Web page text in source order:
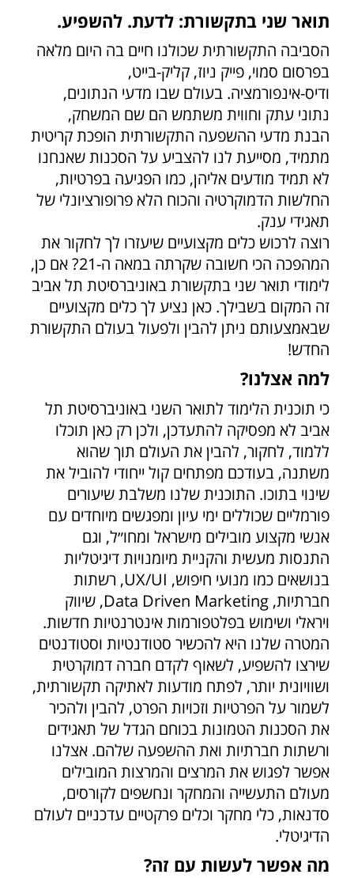
תואר שני בתקשורת: לדעת. להשפיע.
הסביבה התקשורתית שכולנו חיים בה היום מלאה
בפרסום סמוי, פייק ניוז, קליק-בייט,
ודיס-אינפורמציה. בעולם שבו מדעי הנתונים,
נתוני עתק וחווית משתמש הם שם המשחק,
הבנת מדעי ההשפעה התקשורתית הופכת קריטית
מתמיד, מסייעת לנו להצביע על הסכנות שאנחנו
לא תמיד מודעים אליהן, כמו הפגיעה בפרטיות,
החלשות הדמוקרטיה והכוח הלא פרופורציונלי של
תאגידי ענק.
רוצה לרכוש כלים מקצועיים שיעזרו לך לחקור את
המהפכה הכי חשובה שקרתה במאה ה-21? אם כן,
לימודי תואר שני בתקשורת באוניברסיטת תל אביב
זה המקום בשבילך. כאן נציע לך כלים מקצועיים
שבאמצעותם ניתן להבין ולפעול בעולם התקשורת
החדש!
למה אצלנו?
כי תוכנית הלימוד לתואר השני באוניברסיטת תל
אביב לא מפסיקה להתעדכן, ולכן רק כאן תוכלו
ללמוד, לחקור, להבין את העולם תוך שהוא
משתנה, בעודכם מפתחים קול ייחודי להוביל את
שינוי בתוכו. התוכנית שלנו משלבת שיעורים
פורמליים שכוללים ימי עיון ומפגשים מיוחדים עם
אנשי מקצוע מובילים מישראל ומחו״ל, וגם
התנסות מעשית והקניית מיומנויות דיגיטליות
בנושאים כמו מנועי חיפוש, UX/UI, רשתות
חברתיות, Data Driven Marketing, שיווק
ויראלי ושימוש בפלטפורמות אינטרנטיות חדשות.
המטרה שלנו היא להכשיר סטודנטיות וסטודנטים
שירצו להשפיע, לשאוף לקדם חברה דמוקרטית
ושוויונית יותר, לפתח מודעות לאתיקה תקשורתית,
לשמור על הפרטיות וזכויות הפרט, להבין ולהכיר
את הסכנות הטמונות בכוחם הגדל של תאגידים
ורשתות חברתיות ואת ההשפעה שלהם. אצלנו
אפשר לפגוש את המרצים והמרצות המובילים
מעולם התעשייה והמחקר ונחשפים לקורסים,
סדנאות, כלי מחקר וכלים פרקטיים עדכניים לעולם
הדיגיטלי.
מה אפשר לעשות עם זה?